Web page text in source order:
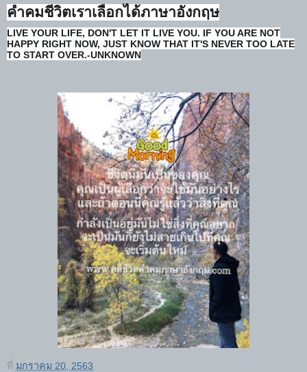
คำคมชีวิตเราเลือกได้ภาษาอังกฤษ
LIVE YOUR LIFE, DON'T LET IT LIVE YOU. IF YOU ARE NOT
HAPPY RIGHT NOW, JUST KNOW THAT IT'S NEVER TOO LATE
TO START OVER.-UNKNOWN
ที่ มกราคม 20, 2563